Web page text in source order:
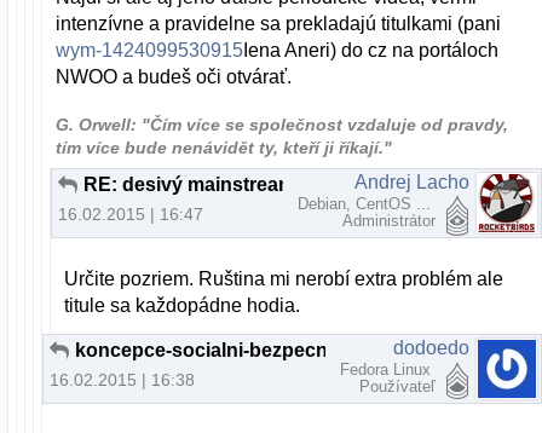
intenzívne a pravidelne sa prekladajú titulkami (pani
wym-1424099530915 Iena Aneri) do cz na portáloch
NWOO a budeš oči otvárať.
G. Orwell: "Čím více se společnost vzdaluje od pravdy,
tím více bude nenávidět ty, kteří ji říkají."
16.02.2015 | 16:47
Andrej Lacho
Debian, CentOS ...
Administrátor
Určite pozriem. Ruština mi nerobí extra problém ale
titule sa každopádne hodia.
16.02.2015 | 16:38
dodoedo
Fedora Linux
Používateľ